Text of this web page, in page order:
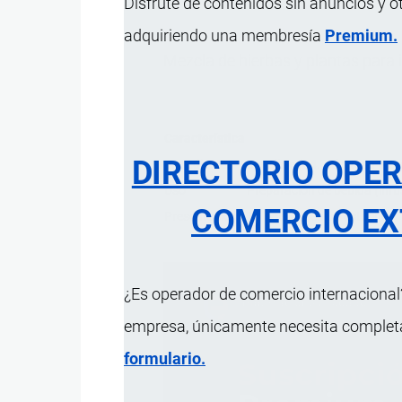
adquiriendo una membresía Premium.
DIRECTORIO
COMERCIO
¿Es operador de comercio
empresa, únicamente necesita
formulario.
Ingredientes
Jengibre (44.7%); Rosa
Uso
Preparación de bebida
Presentación
10 bolsitas en un estuche.